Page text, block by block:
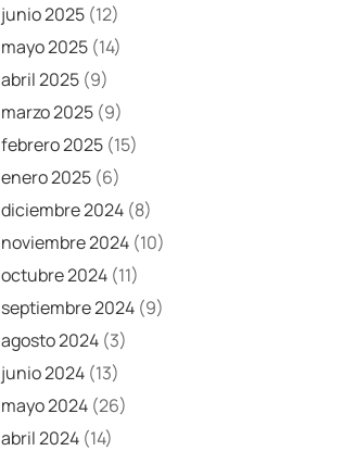
junio 2025 (12)
mayo 2025 (14)
abril 2025 (9)
marzo 2025 (9)
febrero 2025 (15)
enero 2025 (6)
diciembre 2024 (8)
noviembre 2024 (10)
octubre 2024 (11)
septiembre 2024 (9)
agosto 2024 (3)
junio 2024 (13)
mayo 2024 (26)
abril 2024 (14)